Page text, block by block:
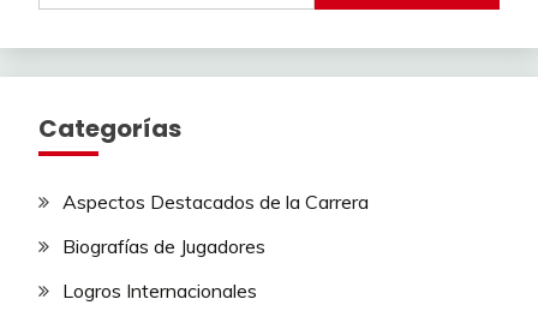
Categorías
Aspectos Destacados de la Carrera
Biografías de Jugadores
Logros Internacionales